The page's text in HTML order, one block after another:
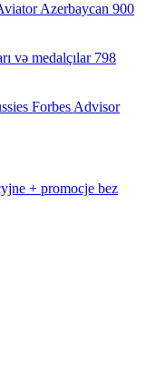
Azerbaycan 900
və medalçılar 798
Forbes Advisor
+ promocje bez